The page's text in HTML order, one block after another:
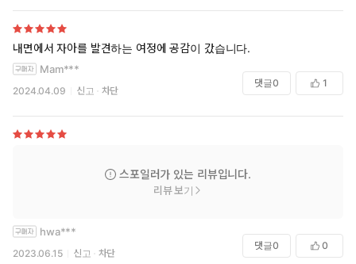
내면에서 자아를 발견하는 여정에 공감이 갔습니다.
Mam***
2024.04.09 신고 차단
댓글0 1
스포일러가 있는 리뷰입니다.
리뷰 보기
hwa***
2023.06.15 신고 차단
댓글0 0